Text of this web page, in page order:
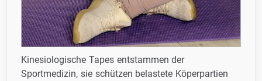
Kinesiologische Tapes entstammen der
Sportmedizin, sie schützen belastete Köperpartien